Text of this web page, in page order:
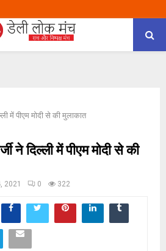
में पीएम मोदी से की मुलाकात
ने दिल्ली में पीएम मोदी से की
2021 0 322